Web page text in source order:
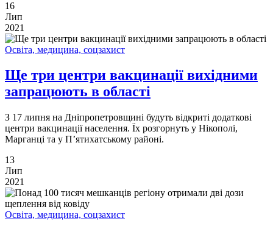
16
Лип
2021
Освіта, медицина, соцзахист
Ще три центри вакцинації вихідними
запрацюють в області
З 17 липня на Дніпропетровщині будуть відкриті додаткові
центри вакцинації населення. Їх розгорнуть у Нікополі,
Марганці та у П’ятихатському районі.
13
Лип
2021
Освіта, медицина, соцзахист